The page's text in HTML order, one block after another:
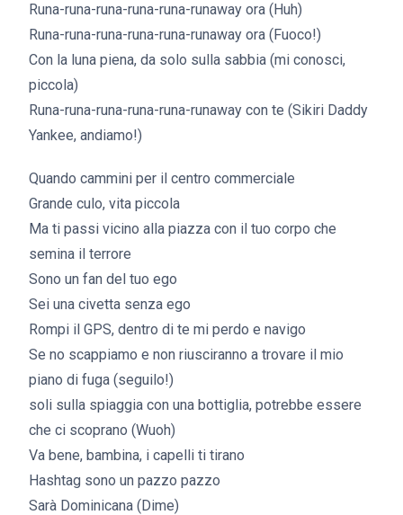
Runa-runa-runa-runa-runa-runaway ora (Huh)
Runa-runa-runa-runa-runa-runaway ora (Fuoco!)
Con la luna piena, da solo sulla sabbia (mi conosci,
piccola)
Runa-runa-runa-runa-runa-runaway con te (Sikiri Daddy
Yankee, andiamo!)
Quando cammini per il centro commerciale
Grande culo, vita piccola
Ma ti passi vicino alla piazza con il tuo corpo che
semina il terrore
Sono un fan del tuo ego
Sei una civetta senza ego
Rompi il GPS, dentro di te mi perdo e navigo
Se no scappiamo e non riusciranno a trovare il mio
piano di fuga (seguilo!)
soli sulla spiaggia con una bottiglia, potrebbe essere
che ci scoprano (Wuoh)
Va bene, bambina, i capelli ti tirano
Hashtag sono un pazzo pazzo
Sarà Dominicana (Dime)